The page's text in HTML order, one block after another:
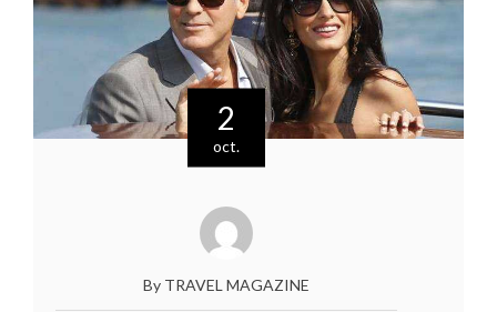
2
oct.
By TRAVEL MAGAZINE